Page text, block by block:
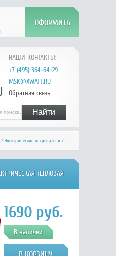
НАШИ КОНТАКТЫ:
+7 (495) 364-64-29
MSK@XWATT.RU
Обратная связь
/ Электрические нагреватели/
ТЕПЛОВАЯ
1690 руб.
В наличии